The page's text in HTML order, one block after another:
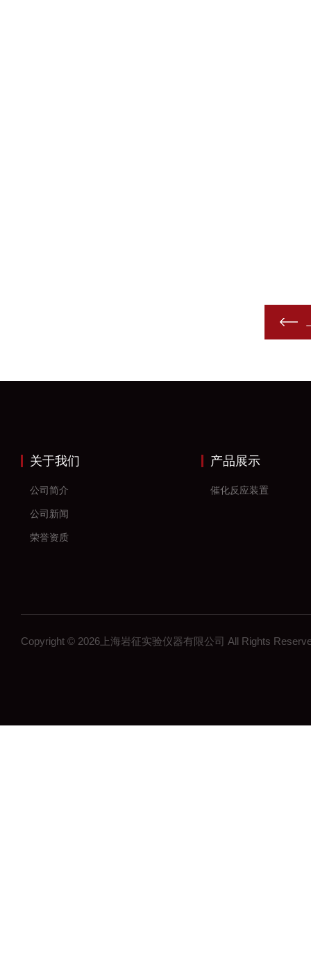
关于我们
公司简介
公司新闻
荣誉资质
产品展示
催化反应装置
Copyright © 2026上海岩征实验仪器有限公司 All Rights